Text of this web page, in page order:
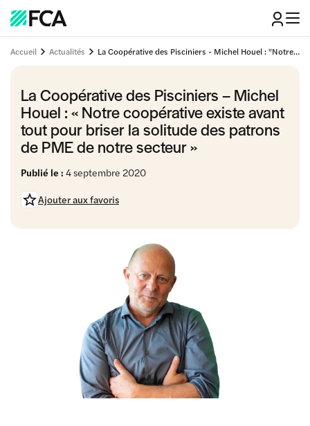
Accueil Actualités La Coopérative des Pisciniers - Michel Houel : "Notre coopérative existe avant tout pour briser la solitude des patrons de PME de notre secteur"
La Coopérative des Pisciniers – Michel
Houel : « Notre coopérative existe avant
tout pour briser la solitude des patrons
de PME de notre secteur »
Publié le : 4 septembre 2020
Ajouter aux favoris